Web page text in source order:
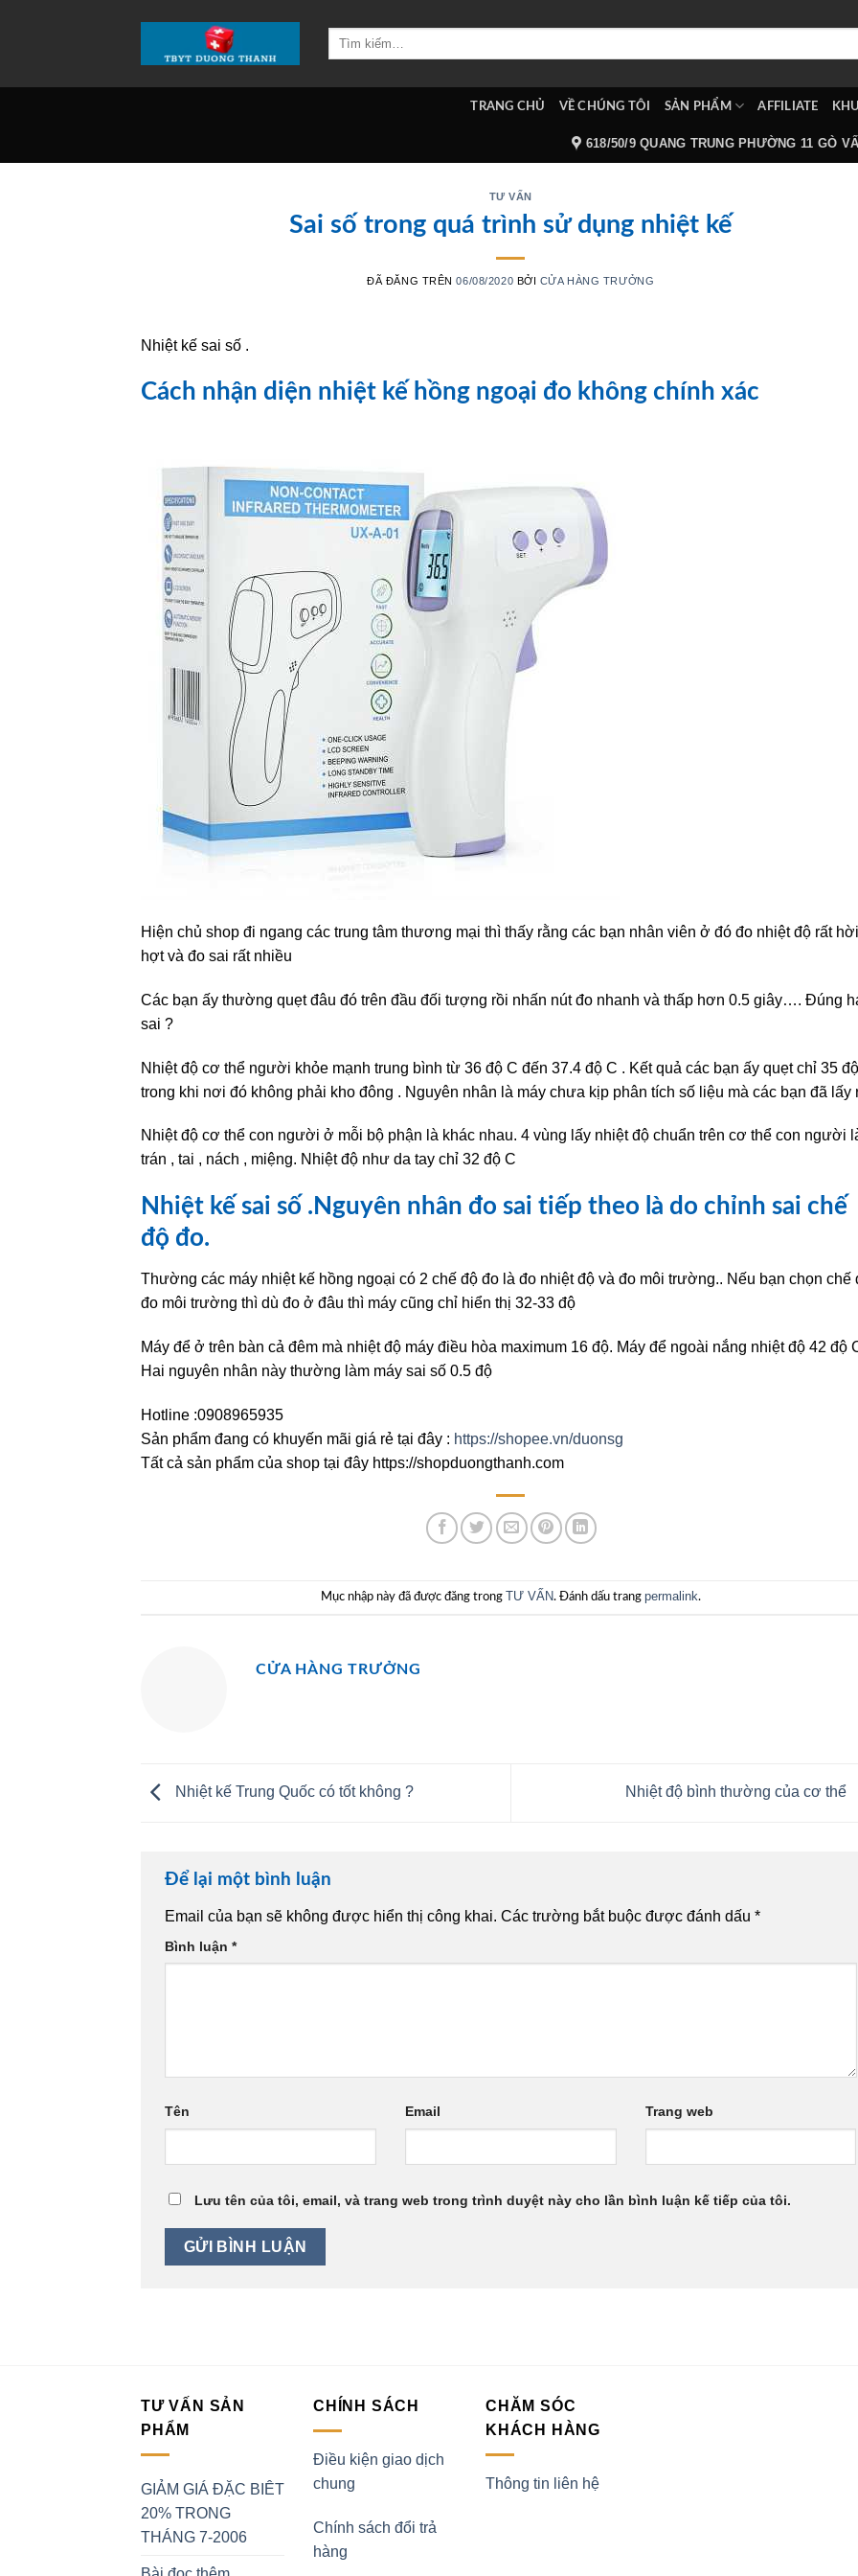
Tìm
TRANG CHỦ VỀ CHÚNG TÔI SẢN PHẨM AFFILIATE
618/50/9 QUANG TRUNG PHƯỜNG 11 GÒ
TƯ VẤN
Sai số trong quá trình sử dụng nhiệt kế
ĐÃ ĐĂNG TRÊN06/08/2020 BỞI CỬA HÀNG TRƯỞNG
Nhiệt kế sai số .
Cách nhận diện nhiệt kế hồng ngoại đo không chính xác
Hiện chủ shop đi ngang các trung tâm thương mại thì thấy rằng các bạn nhân viên ở đó đo nhiệt độ rất hời
hợt và đo sai rất nhiều
Các bạn ấy thường quẹt đâu đó trên đầu đối tượng rồi nhấn nút đo nhanh và thấp hơn 0.5 giây…. Đúng
sai ?
Nhiệt độ cơ thể người khỏe mạnh trung bình từ 36 độ C đến 37.4 độ C . Kết quả các bạn ấy quẹt chỉ 35
trong khi nơi đó không phải kho đông . Nguyên nhân là máy chưa kịp phân tích số liệu mà các bạn đã lấy
Nhiệt độ cơ thể con người ở mỗi bộ phận là khác nhau. 4 vùng lấy nhiệt độ chuẩn trên cơ thể con người
trán , tai , nách , miệng. Nhiệt độ như da tay chỉ 32 độ C
Nhiệt kế sai số .Nguyên nhân đo sai tiếp theo là do chỉnh sai chế
độ đo.
Thường các máy nhiệt kế hồng ngoại có 2 chế độ đo là đo nhiệt độ và đo môi trường.. Nếu bạn chọn chế
đo môi trường thì dù đo ở đâu thì máy cũng chỉ hiển thị 32-33 độ
Máy để ở trên bàn cả đêm mà nhiệt độ máy điều hòa maximum 16 độ. Máy để ngoài nắng nhiệt độ 42 độ
Hai nguyên nhân này thường làm máy sai số 0.5 độ
Hotline :0908965935
Sản phẩm đang có khuyến mãi giá rẻ tại đây : https://shopee.vn/duonsg
Tất cả sản phẩm của shop tại đây https://shopduongthanh.com
Mục nhập này đã được đăng trong TƯ VẤN. Đánh dấu trang permalink.
CỬA HÀNG TRƯỞNG
Nhiệt kế Trung Quốc có tốt không ? Nhiệt độ bình thường của cơ thể
Để lại một bình luận
Email của bạn sẽ không được hiển thị công khai. Các trường bắt buộc được đánh dấu *
Bình luận *
Tên Email Trang web
Lưu tên của tôi, email, và trang web trong trình duyệt này cho lần bình luận kế tiếp của tôi.
TƯ VẤN SẢN
PHẨM
GIẢM GIÁ ĐẶC BIÊT
20% TRONG
THÁNG 7-2006
CHÍNH SÁCH
Điều kiện giao dịch
chung
Chính sách đổi trả
hàng
CHĂM SÓC
KHÁCH HÀNG
Thông tin liên hệ